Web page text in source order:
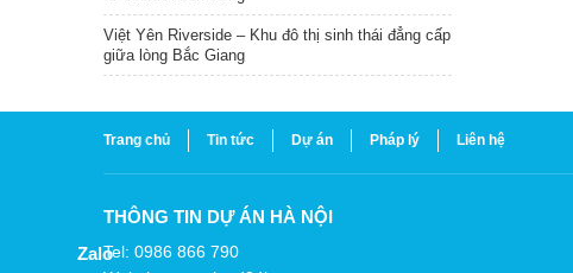
Việt Yên Riverside – Khu đô thị sinh thái đẳng cấp
giữa lòng Bắc Giang
Trang chủ Tin tức Dự án Pháp lý Liên hệ
THÔNG TIN DỰ ÁN HÀ NỘI
Tel: 0986 866 790
Zalo